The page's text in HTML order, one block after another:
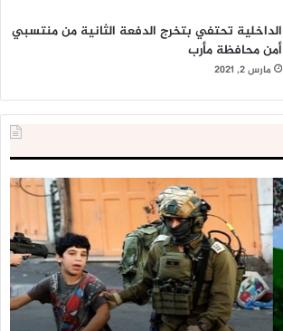
الداخلية تحتفي بتخرج الدفعة الثانية من منتسبي
أمن محافظة مأرب
مارس 2, 2021